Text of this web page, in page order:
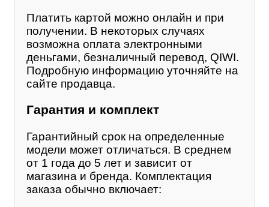
Платить картой можно онлайн и при
получении. В некоторых случаях
возможна оплата электронными
деньгами, безналичный перевод, QIWI.
Подробную информацию уточняйте на
сайте продавца.
Гарантия и комплект
Гарантийный срок на определенные
модели может отличаться. В среднем
от 1 года до 5 лет и зависит от
магазина и бренда. Комплектация
заказа обычно включает: